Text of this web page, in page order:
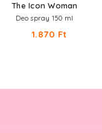
The Icon Woman
Deo spray 150 ml
1.870 Ft